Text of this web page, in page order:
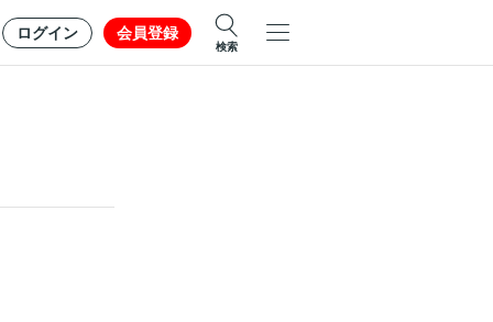
ログイン 会員登録
検索